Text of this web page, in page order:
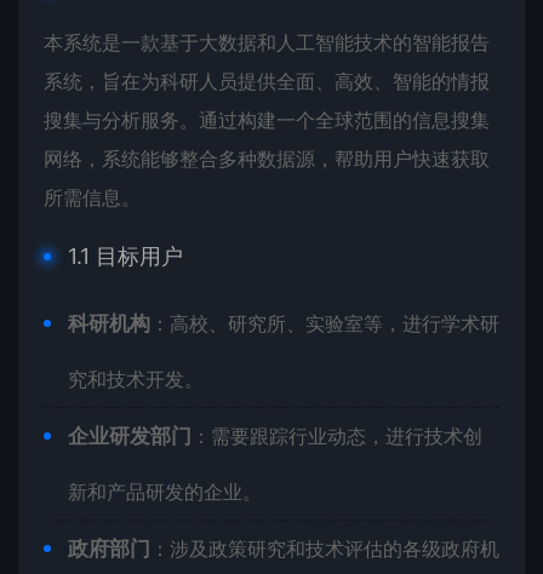
本系统是一款基于大数据和人工智能技术的智能报告
系统，旨在为科研人员提供全面、高效、智能的情报
搜集与分析服务。通过构建一个全球范围的信息搜集
网络，系统能够整合多种数据源，帮助用户快速获取
所需信息。
1.1 目标用户
科研机构 ：高校、研究所、实验室等，进行学术研
究和技术开发。
企业研发部门 ：需要跟踪行业动态，进行技术创
新和产品研发的企业。
政府部门 ：涉及政策研究和技术评估的各级政府机